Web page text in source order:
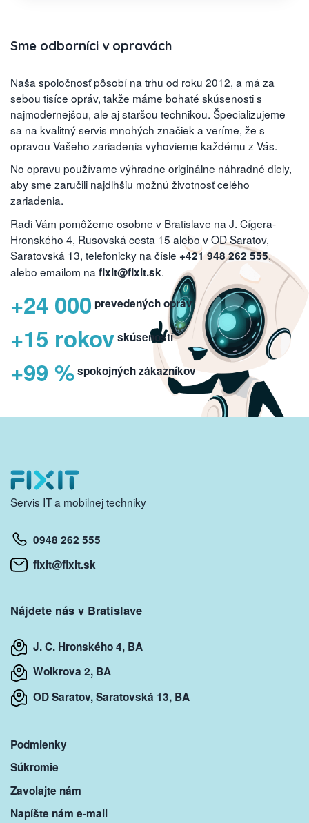
Sme odborníci v opravách
Naša spoločnosť pôsobí na trhu od roku 2012, a má za
sebou tisíce opráv, takže máme bohaté skúsenosti s
najmodernejšou, ale aj staršou technikou. Špecializujeme
sa na kvalitný servis mnohých značiek a veríme, že s
opravou Vašeho zariadenia vyhovieme každému z Vás.
No opravu používame výhradne originálne náhradné diely,
aby sme zaručili najdlhšiu možnú životnosť celého
zariadenia.
Radi Vám pomôžeme osobne v Bratislave na J. Cígera-
Hronského 4, Rusovská cesta 15 alebo v OD Saratov,
Saratovská 13, telefonicky na čísle +421 948 262 555,
alebo emailom na fixit@fixit.sk.
+24 000 prevedených opráv
+15 rokovskúseností
+99 %spokojných zákazníkov
Servis IT a mobilnej techniky
0948 262 555
fixit@fixit.sk
Nájdete nás v Bratislave
J. C. Hronského 4, BA
Wolkrova 2, BA
OD Saratov, Saratovská 13, BA
Podmienky
Súkromie
Zavolajte nám
Napíšte nám e-mail